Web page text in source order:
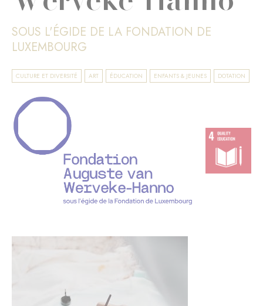
SOUS L'ÉGIDE DE LA FONDATION DE
LUXEMBOURG
CULTURE ET DIVERSITÉ ART ÉDUCATION ENFANTS & JEUNES DOTATION